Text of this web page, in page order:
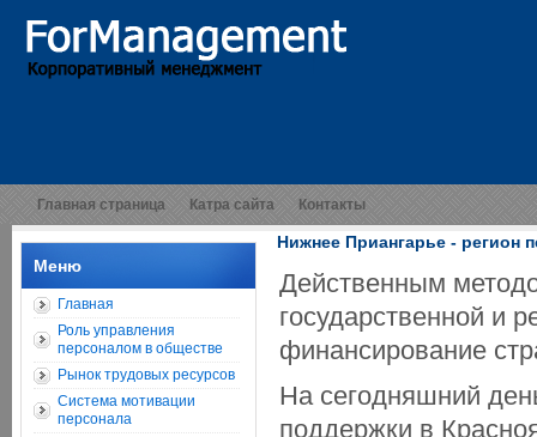
Главная страница Катра сайта Контакты
Меню
Главная
Роль управления
персоналом в обществе
Рынок трудовых ресурсов
Система мотивации
персонала
Нижнее Приангарье - регион
Действенным
государственной и
финансирование
На сегодняшний
поддержки в